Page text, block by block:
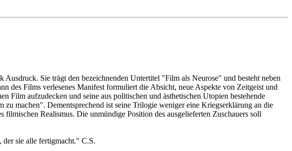
Sie trägt den bezeichnenden Untertitel "Film als Neurose" und besteht neben
Films verlesenes Manifest formuliert die Absicht, neue Aspekte von Zeitgeist und
Film aufzudecken und seine aus politischen und ästhetischen Utopien bestehende
machen". Dementsprechend ist seine Trilogie weniger eine Kriegserklärung an die
Realismus. Die unmündige Position des ausgelieferten Zuschauers soll
der sie alle fertigmacht." C.S.